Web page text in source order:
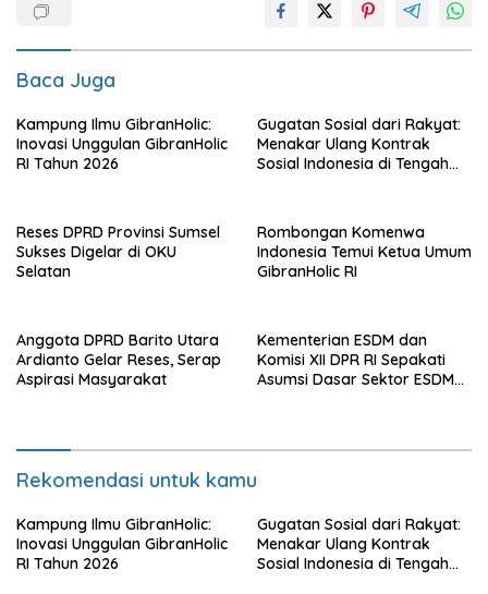
Baca Juga
Kampung Ilmu GibranHolic:
Inovasi Unggulan GibranHolic
RI Tahun 2026
Gugatan Sosial dari Rakyat:
Menakar Ulang Kontrak
Sosial Indonesia di Tengah
Reses DPRD Provinsi Sumsel
Sukses Digelar di OKU
Selatan
Rombongan Komenwa
Indonesia Temui Ketua Umum
GibranHolic RI
Anggota DPRD Barito Utara
Ardianto Gelar Reses, Serap
Aspirasi Masyarakat
Kementerian ESDM dan
Komisi XII DPR RI Sepakati
Asumsi Dasar Sektor ESDM
Rekomendasi untuk kamu
Kampung Ilmu GibranHolic:
Inovasi Unggulan GibranHolic
RI Tahun 2026
Gugatan Sosial dari Rakyat:
Menakar Ulang Kontrak
Sosial Indonesia di Tengah